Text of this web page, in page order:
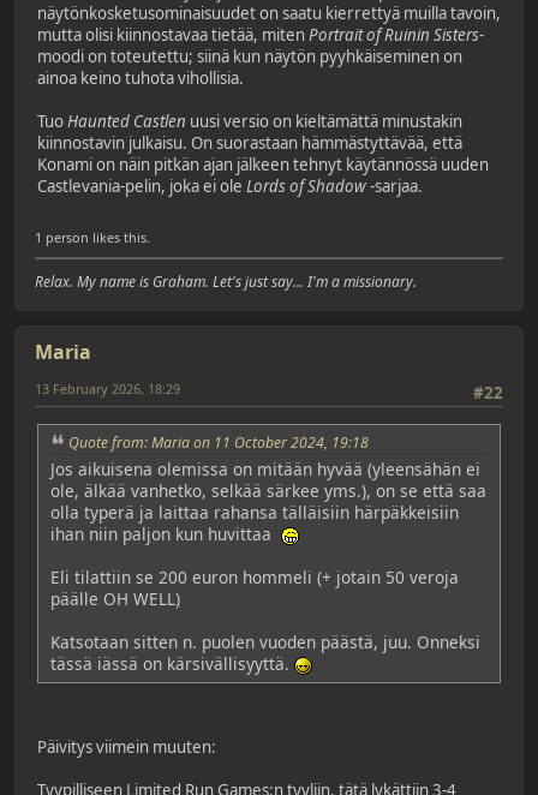
näytönkosketusominaisuudet on saatu kierrettyä muilla tavoin,
mutta olisi kiinnostavaa tietää, mitenPortrait of Ruinin Sisters-
moodi on toteutettu; siinä kun näytön pyyhkäiseminen on
ainoa keino tuhota vihollisia.
TuoHaunted Castlen uusi versio on kieltämättä minustakin
kiinnostavin julkaisu. On suorastaan hämmästyttävää, että
Konami on näin pitkän ajan jälkeen tehnyt käytännössä uuden
Castlevania-pelin, joka ei ole Lords of Shadow-sarjaa.
1 person likes this.
Relax. My name is Graham. Let's just say... I'm a missionary.
Maria
#22
13 February 2026, 18:29
Quote from: Maria on 11 October 2024, 19:18
Jos aikuisena olemissa on mitään hyvää (yleensähän ei
ole, älkää vanhetko, selkää särkee yms.), on se että saa
olla typerä ja laittaa rahansa tälläisiin härpäkkeisiin
ihan niin paljon kun huvittaa
Eli tilattiin se 200 euron hommeli (+ jotain 50 veroja
päälle OH WELL)
Katsotaan sitten n. puolen vuoden päästä, juu. Onneksi
tässä iässä on kärsivällisyyttä.
Päivitys viimein muuten:
Tyypilliseen Limited Run Games:n tyyliin, tätä lykättiin 3-4